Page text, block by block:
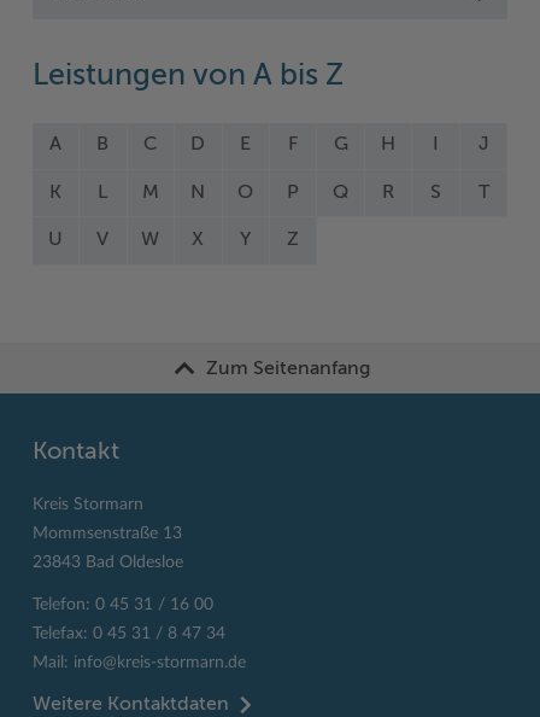
Leistungen von A bis Z
A B C D E F G H I J
K L M N O P Q R S
U V W X Y Z
Zum Seitenanfang
Kontakt
Kreis Stormarn
Mommsenstraße 13
23843 Bad Oldesloe
Telefon: 0 45 31 / 16 00
Telefax: 0 45 31 / 8 47 34
Mail: info@kreis-stormarn.de
Weitere Kontaktdaten